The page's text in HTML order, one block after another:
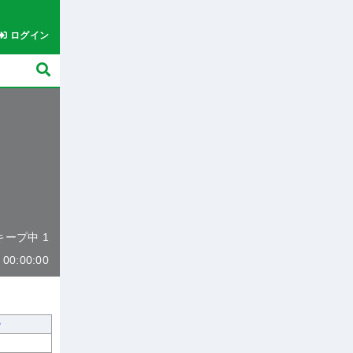
ログイン
ープ中 1
00:00:00